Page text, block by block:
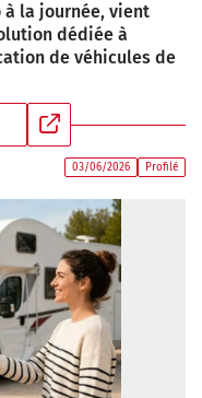
la journée, vient
dédiée à
de véhicules de
03/06/2026 Profilé